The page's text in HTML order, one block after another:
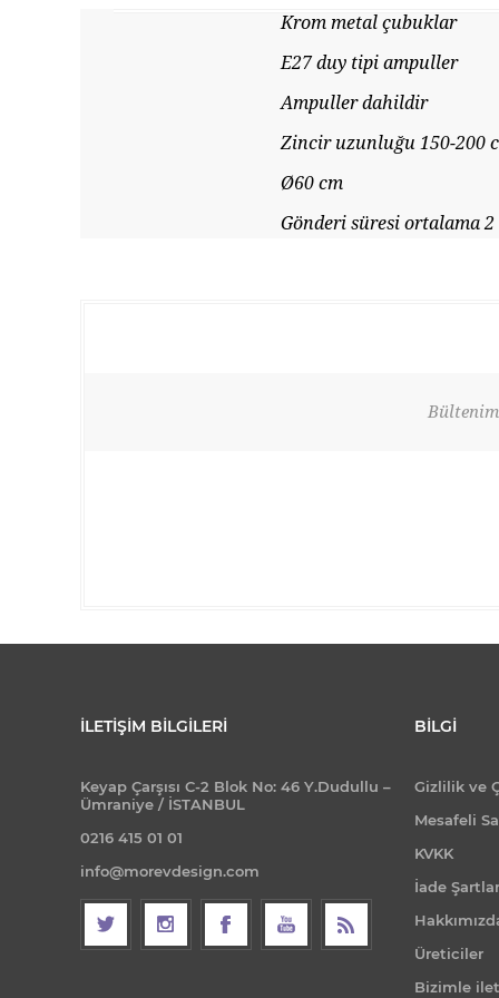
Krom metal çubuklar
E27 duy tipi ampuller
Ampuller dahildir
Zincir uzunluğu 150-200
Ø60 cm
Gönderi süresi ortalama 2
İLETIŞIM BILGILERI
Keyap Çarşısı C-2 Blok No: 46 Y.Dudullu –
Ümraniye / İSTANBUL
0216 415 01 01
info@morevdesign.com
BILGI
Gizlilik ve
Mesafeli
KVKK
İade
Üreticiler
Bizimle